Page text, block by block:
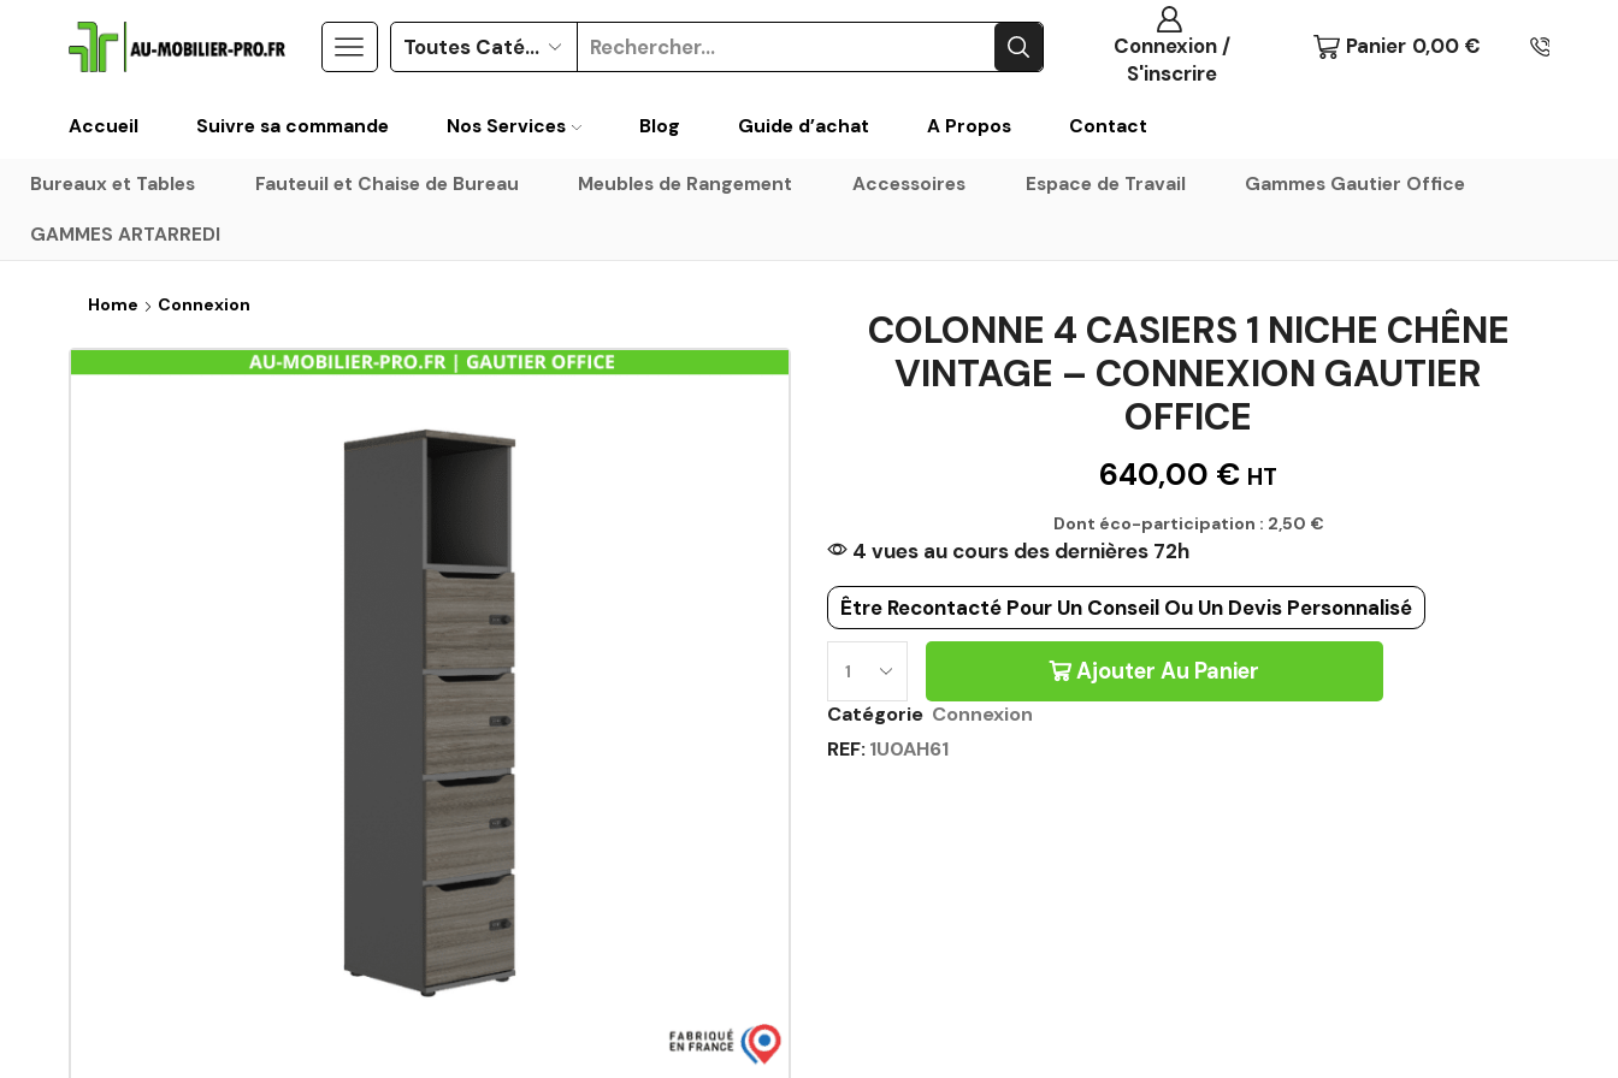
Connexion /
S'inscrire
Panier 0,00 €
Accueil Suivre sa commande Nos Services Blog Guide d’achat A Propos Contact
Bureaux et Tables Fauteuil et Chaise de Bureau Meubles de Rangement Accessoires Espace de Travail Gammes Gautier Office
GAMMES ARTARREDI
Home Connexion
COLONNE 4 CASIERS 1 NICHE CHÊNE
VINTAGE – CONNEXION GAUTIER
OFFICE
640,00 € HT
Dont éco-participation : 2,50 €
4 vues au cours des dernières 72h
Être Recontacté Pour Un Conseil Ou Un Devis Personnalisé
COLONNE
4
CASIERS
Ajouter Au Panier
Catégorie Connexion
REF: 1U0AH61